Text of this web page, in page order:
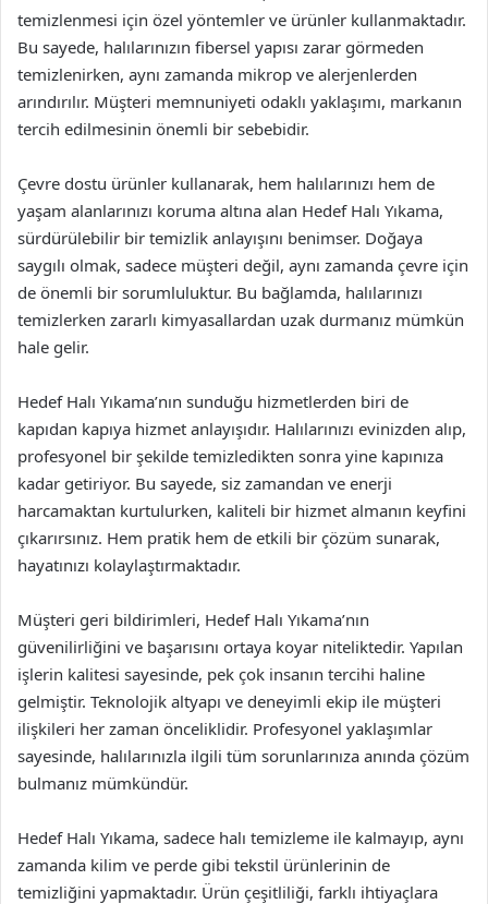
temizlenmesi için özel yöntemler ve ürünler kullanmaktadır.
Bu sayede, halılarınızın fibersel yapısı zarar görmeden
temizlenirken, aynı zamanda mikrop ve alerjenlerden
arındırılır. Müşteri memnuniyeti odaklı yaklaşımı, markanın
tercih edilmesinin önemli bir sebebidir.
Çevre dostu ürünler kullanarak, hem halılarınızı hem de
yaşam alanlarınızı koruma altına alan Hedef Halı Yıkama,
sürdürülebilir bir temizlik anlayışını benimser. Doğaya
saygılı olmak, sadece müşteri değil, aynı zamanda çevre için
de önemli bir sorumluluktur. Bu bağlamda, halılarınızı
temizlerken zararlı kimyasallardan uzak durmanız mümkün
hale gelir.
Hedef Halı Yıkama’nın sunduğu hizmetlerden biri de
kapıdan kapıya hizmet anlayışıdır. Halılarınızı evinizden alıp,
profesyonel bir şekilde temizledikten sonra yine kapınıza
kadar getiriyor. Bu sayede, siz zamandan ve enerji
harcamaktan kurtulurken, kaliteli bir hizmet almanın keyfini
çıkarırsınız. Hem pratik hem de etkili bir çözüm sunarak,
hayatınızı kolaylaştırmaktadır.
Müşteri geri bildirimleri, Hedef Halı Yıkama’nın
güvenilirliğini ve başarısını ortaya koyar niteliktedir. Yapılan
işlerin kalitesi sayesinde, pek çok insanın tercihi haline
gelmiştir. Teknolojik altyapı ve deneyimli ekip ile müşteri
ilişkileri her zaman önceliklidir. Profesyonel yaklaşımlar
sayesinde, halılarınızla ilgili tüm sorunlarınıza anında çözüm
bulmanız mümkündür.
Hedef Halı Yıkama, sadece halı temizleme ile kalmayıp, aynı
zamanda kilim ve perde gibi tekstil ürünlerinin de
temizliğini yapmaktadır. Ürün çeşitliliği, farklı ihtiyaçlara